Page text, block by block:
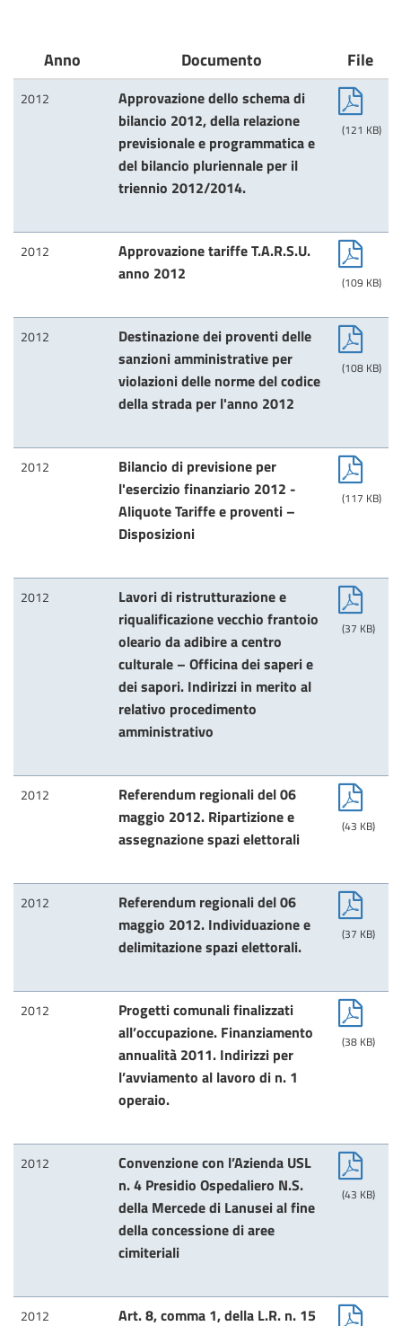
Anno Documento File
2012
Approvazione dello schema di
bilancio 2012, della relazione
previsionale e programmatica e
del bilancio pluriennale per il
triennio 2012/2014.
(121 KB)
2012
Approvazione tariffe T.A.R.S.U.
anno 2012
(109 KB)
2012
Destinazione dei proventi delle
sanzioni amministrative per
violazioni delle norme del codice
della strada per l'anno 2012
(108 KB)
2012
Bilancio di previsione per
l'esercizio finanziario 2012 -
Aliquote Tariffe e proventi –
Disposizioni
(117 KB)
2012
Lavori di ristrutturazione e
riqualificazione vecchio frantoio
oleario da adibire a centro
culturale – Officina dei saperi e
dei sapori. Indirizzi in merito al
relativo procedimento
amministrativo
(37 KB)
2012
Referendum regionali del 06
maggio 2012. Ripartizione e
assegnazione spazi elettorali
(43 KB)
2012
Referendum regionali del 06
maggio 2012. Individuazione e
delimitazione spazi elettorali.
(37 KB)
2012
Progetti comunali finalizzati
all’occupazione. Finanziamento
annualità 2011. Indirizzi per
l’avviamento al lavoro di n. 1
operaio.
(38 KB)
2012
Convenzione con l’Azienda USL
n. 4 Presidio Ospedaliero N.S.
della Mercede di Lanusei al fine
della concessione di aree
cimiteriali
(43 KB)
2012 Art. 8, comma 1, della L.R. n. 15